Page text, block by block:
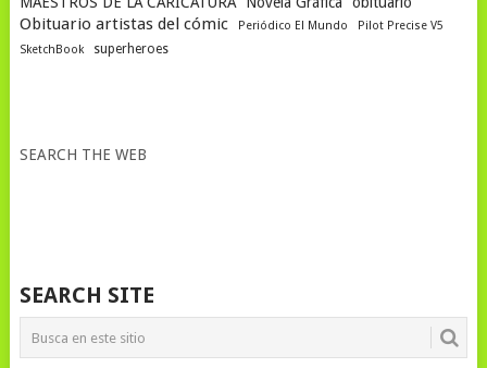
Obituario artistas del cómic Periódico El Mundo
Pilot Precise V5
SketchBook
superheroes
SEARCH THE WEB
SEARCH SITE